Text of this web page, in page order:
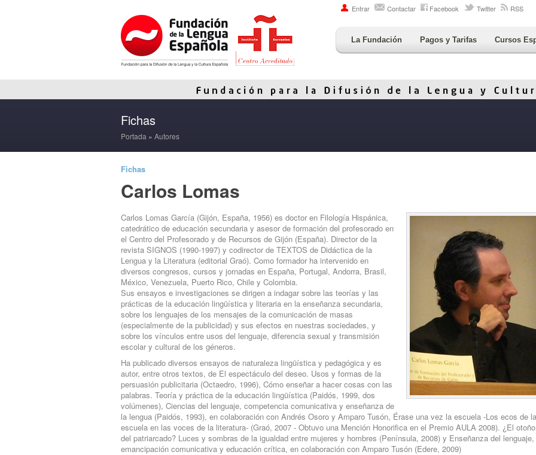
Entrar Contactar Facebook Twitter RSS
La Fundación Pagos y Tarifas Cursos
Fichas
Portada » Autores
Fichas
Carlos Lomas
Carlos Lomas García (Gijón, España, 1956) es doctor en Filología Hispánica,
catedrático de educación secundaria y asesor de formación del profesorado en
el Centro del Profesorado y de Recursos de Gijón (España). Director de la
revista SIGNOS (1990-1997) y codirector de TEXTOS de Didáctica de la
Lengua y la Literatura (editorial Graó). Como formador ha intervenido en
diversos congresos, cursos y jornadas en España, Portugal, Andorra, Brasil,
México, Venezuela, Puerto Rico, Chile y Colombia.
Sus ensayos e investigaciones se dirigen a indagar sobre las teorías y las
prácticas de la educación lingüística y literaria en la enseñanza secundaria,
sobre los lenguajes de los mensajes de la comunicación de masas
(especialmente de la publicidad) y sus efectos en nuestras sociedades, y
sobre los vínculos entre usos del lenguaje, diferencia sexual y transmisión
escolar y cultural de los géneros.
Ha publicado diversos ensayos de naturaleza lingüística y pedagógica y es
autor, entre otros textos, de El espectáculo del deseo. Usos y formas de la
persuasión publicitaria (Octaedro, 1996), Cómo enseñar a hacer cosas con las
palabras. Teoría y práctica de la educación lingüística (Paidós, 1999, dos
volúmenes), Ciencias del lenguaje, competencia comunicativa y enseñanza de
la lengua (Paidós, 1993), en colaboración con Andrés Osoro y Amparo Tusón, Érase una vez la escuela -Los ecos de la
escuela en las voces de la literatura- (Graó, 2007 - Obtuvo una Mención Honorifica en el Premio AULA 2008). ¿El otoño
del patriarcado? Luces y sombras de la igualdad entre mujeres y hombres (Península, 2008) y Enseñanza del lenguaje,
emancipación comunicativa y educación crítica, en colaboración con Amparo Tusón (Edere, 2009)